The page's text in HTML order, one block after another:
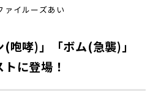
ァイルーズあい
哮)」「ボム(急襲)」
に登場！